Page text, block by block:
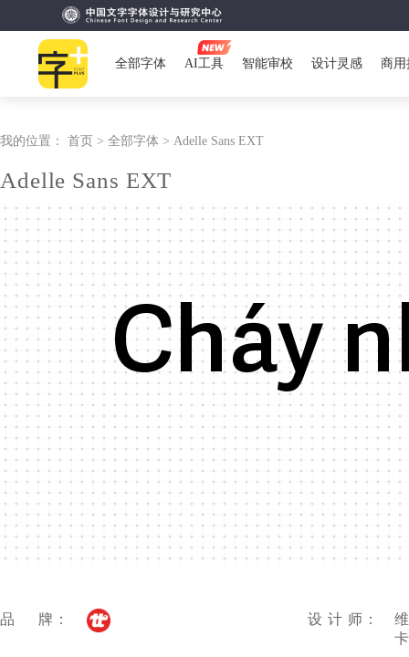
全部字体 AI工具 智能审校 设计灵感 商用
我的位置： 首页 > 全部字体 > Adelle Sans EXT
Adelle Sans EXT
Cháy
品 牌： 设 计 师：